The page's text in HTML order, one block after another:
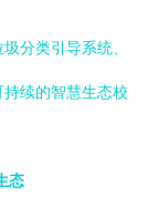
分类引导系统、
续的智慧生态校
态